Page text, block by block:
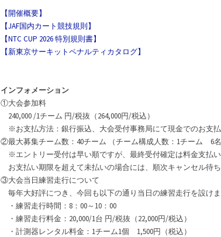
【開催概要】
【JAF国内カート競技規則】
【NTC CUP 2026 特別規則書】
【新東京サーキットペナルティカタログ】
インフォメーション
①大会参加料
240,000 /1チーム 円/税抜（264,000円/税込）
※お支払方法：銀行振込、大会受付事務局にて現金でのお支
②最大募集チーム数：40チーム （チーム構成人数：1チーム 6名
※エントリー受付は早い順ですが、最終受付確定は料金支払い
お支払い期限を超えて未払いの場合には、順次キャンセル待
③大会当日練習走行について
毎年大好評につき、今回も以下の通り当日の練習走行を設け
・練習走行時間：8：00～10：00
・練習走行料金：20,000/1台 円/税抜（22,000円/税込）
・計測器レンタル料金：1チーム1個 1,500円（税込）